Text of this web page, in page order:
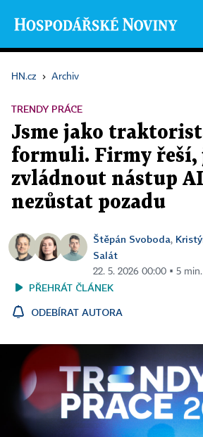
HN.cz › Archiv
TRENDY PRÁCE
Jsme jako
formuli. Firmy řeší,
zvládnout nástup
nezůstat pozadu
Štěpán Svoboda,
Salát
22. 5. 2026 00:00 ▪ 5
PŘEHRÁT ČLÁNEK
ODEBÍRAT AUTORA